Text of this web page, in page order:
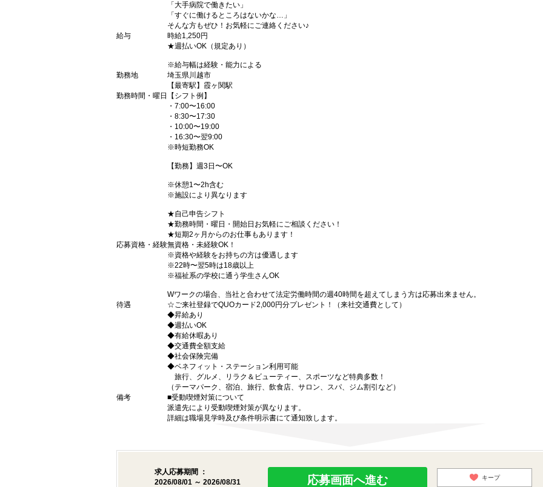
「大手病院で働きたい」
「すぐに働けるところはないかな…」
そんな方もぜひ！お気軽にご連絡ください♪
給与
時給1,250円
★週払いOK（規定あり）
※給与幅は経験・能力による
勤務地
埼玉県川越市
【最寄駅】霞ヶ関駅
勤務時間・曜日
【シフト例】
・7:00〜16:00
・8:30〜17:30
・10:00〜19:00
・16:30〜翌9:00
※時短勤務OK
【勤務】週3日〜OK
※休憩1〜2h含む
※施設により異なります
★自己申告シフト
★勤務時間・曜日・開始日お気軽にご相談ください！
★短期2ヶ月からのお仕事もあります！
応募資格・経験無資格・未経験OK！
※資格や経験をお持ちの方は優遇します
※22時〜翌5時は18歳以上
※福祉系の学校に通う学生さんOK
Wワークの場合、当社と合わせて法定労働時間の週40時間を超えてしまう方は応募出来ません。
待遇
☆ご来社登録でQUOカード2,000円分プレゼント！（来社交通費として）
◆昇給あり
◆週払いOK
◆有給休暇あり
◆交通費全額支給
◆社会保険完備
◆ベネフィット・ステーション利用可能
旅行、グルメ、リラク＆ビューティー、スポーツなど特典多数！
（テーマパーク、宿泊、旅行、飲食店、サロン、スパ、ジム割引など）
備考
■受動喫煙対策について
派遣先により受動喫煙対策が異なります。
詳細は職場見学時及び条件明示書にて通知致します。
求人応募期間 ：
2026/08/01 ～ 2026/08/31
応募画面へ進む キープ